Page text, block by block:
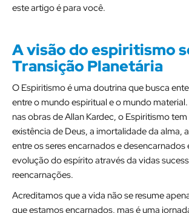
este artigo é para você.
A visão do espiritismo
Transição Planetária
O Espiritismo é uma doutrina que busca
entre o mundo espiritual e o mundo
nas obras de Allan Kardec, o Espiritismo
existência de Deus, a imortalidade da alma,
entre os seres encarnados e desencarnados
evolução do espírito através da vidas
reencarnações.
Acreditamos que a vida não se resume
que estamos encarnados, mas é uma